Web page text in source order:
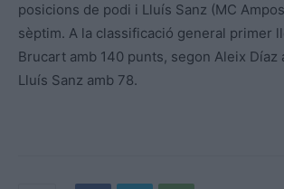
posicions de podi i Lluís Sanz (MC
sèptim. A la classificació general primer
Brucart amb 140 punts, segon Aleix Díaz
Lluís Sanz amb 78.